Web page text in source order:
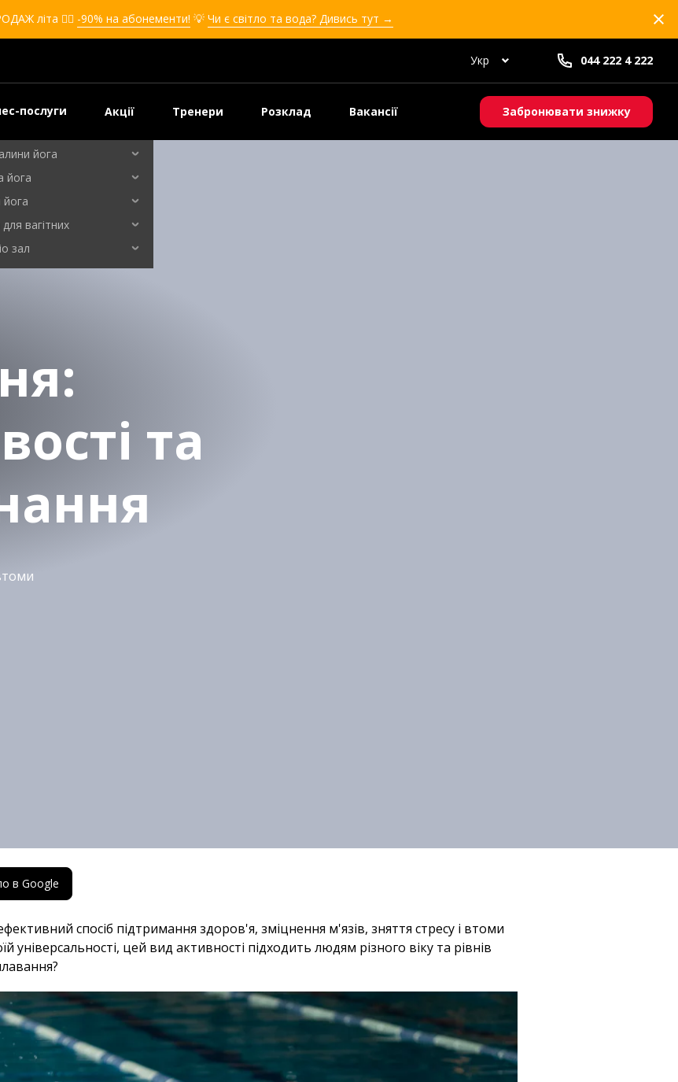
літа ❤️‍🔥 -90% на абонементи! 💡 Чи є світло та вода? Дивись тут →
Укр 044 222 4 222
послуги
для дівчат
для дітей
для дівчат
для дітей
йога
йога
вагітних
зал
Акції Тренери Розклад Вакансії Забронювати знижку
виконання
та
в Google
спосіб підтримання здоров'я, зміцнення м'язів, зняття стресу і втоми
універсальності, цей вид активності підходить людям різного віку та рівнів